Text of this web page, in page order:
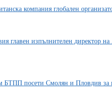
компания глобален
главен изпълнителен директор на
БТПП посети Смолян и Пловдив за